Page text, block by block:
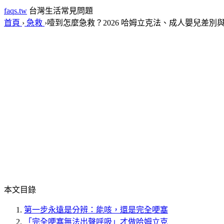
faqs.tw 台灣生活常見問題
首頁 › 急救 ›噎到怎麼急救？2026 哈姆立克法、成人嬰兒差別
本文目錄
第一步永遠是分辨：能咳，還是完全哽塞
「完全哽塞無法出聲呼吸」才做哈姆立克